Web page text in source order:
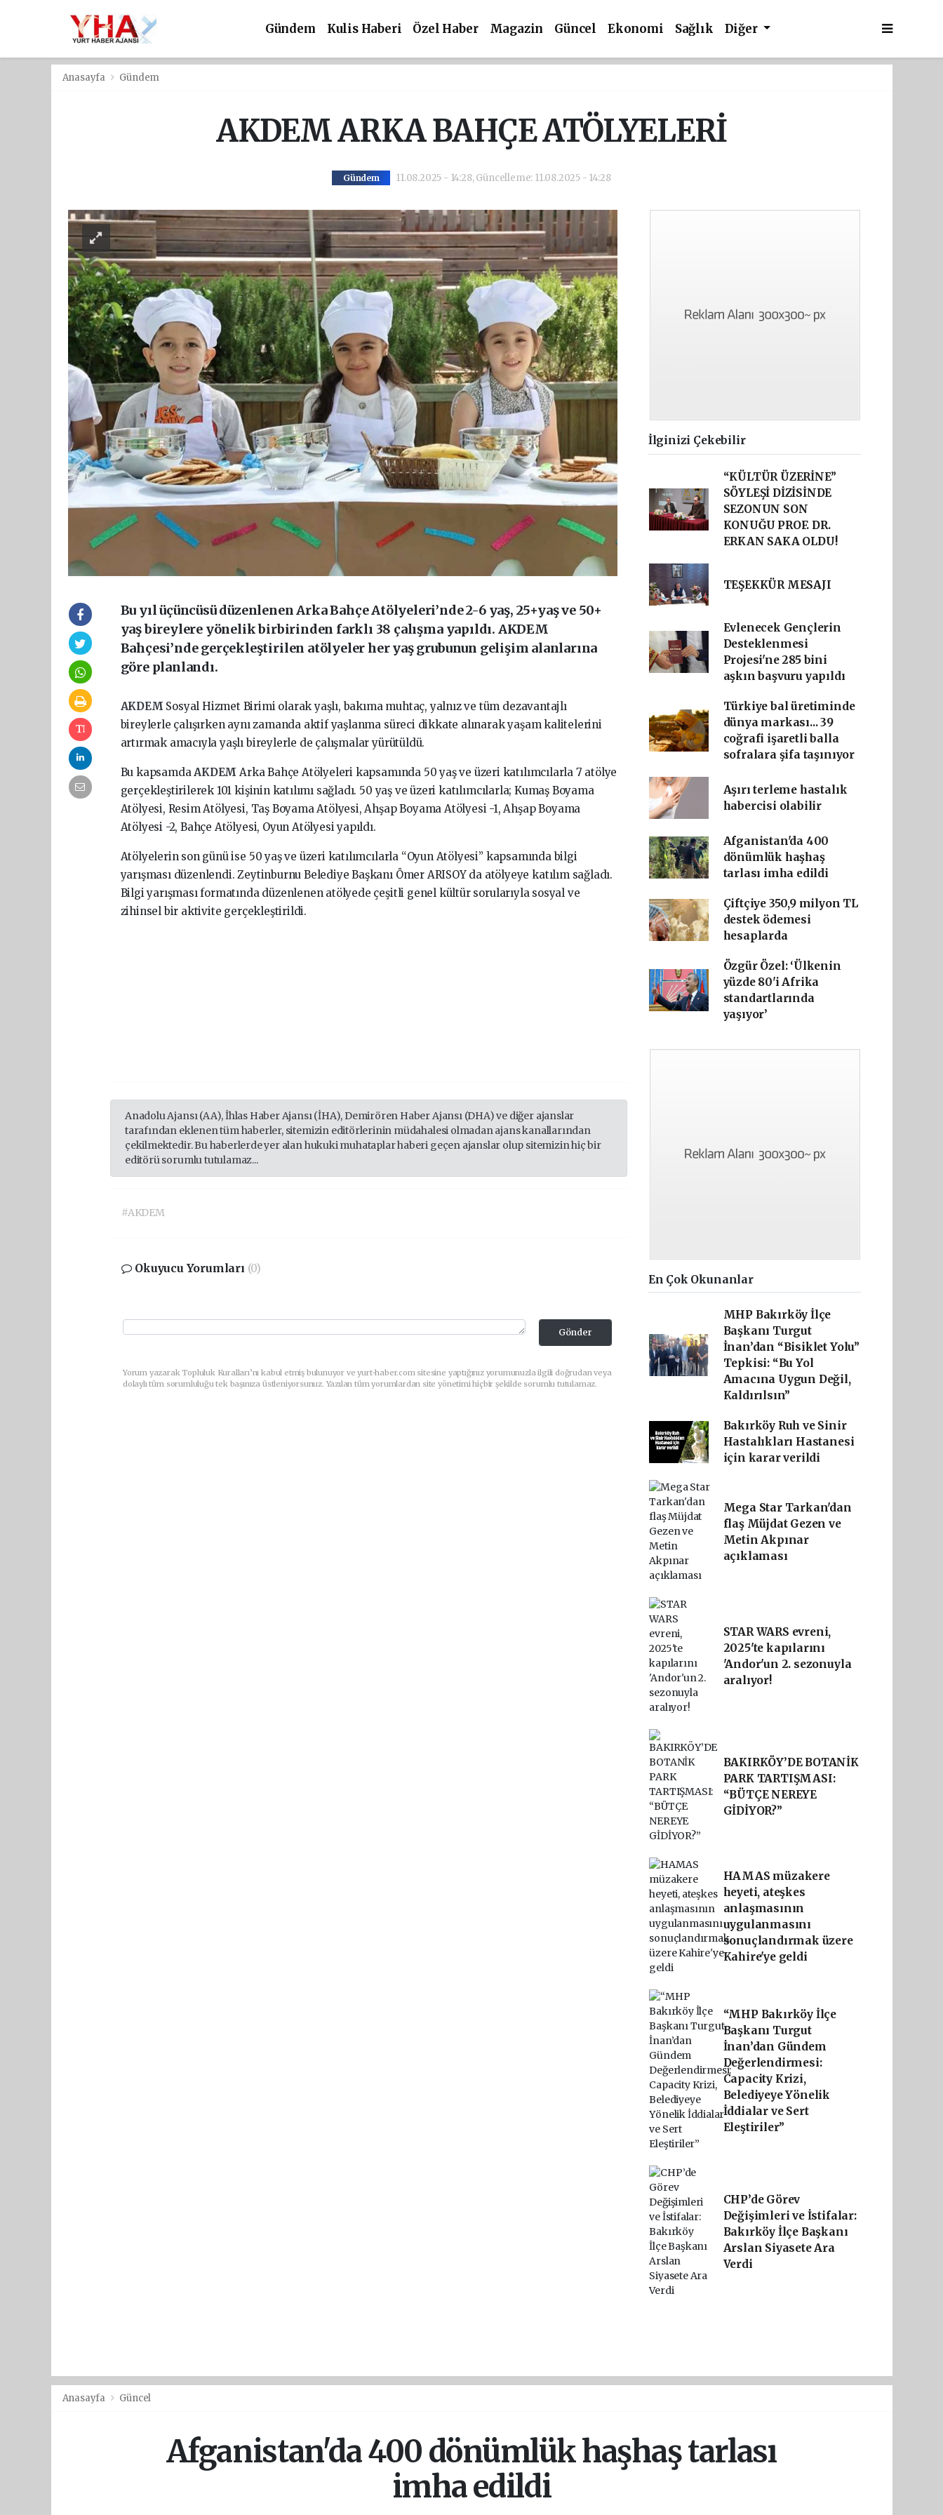
Gündem Kulis Haberi Özel Haber Magazin Güncel Ekonomi Sağlık Diğer
Anasayfa Gündem
AKDEM ARKA BAHÇE ATÖLYELERİ
Gündem 11.08.2025 - 14:28, Güncelleme: 11.08.2025 - 14:28
Bu yıl üçüncüsü düzenlenen Arka Bahçe Atölyeleri’nde 2-6 yaş, 25+yaş ve 50+
yaş bireylere yönelik birbirinden farklı 38 çalışma yapıldı. AKDEM
Bahçesi’nde gerçekleştirilen atölyeler her yaş grubunun gelişim alanlarına
göre planlandı.
AKDEM Sosyal Hizmet Birimi olarak yaşlı, bakıma muhtaç, yalnız ve tüm dezavantajlı
bireylerle çalışırken aynı zamanda aktif yaşlanma süreci dikkate alınarak yaşam kalitelerini
artırmak amacıyla yaşlı bireylerle de çalışmalar yürütüldü.
Bu kapsamdaAKDEMArka Bahçe Atölyeleri kapsamında 50 yaş ve üzeri katılımcılarla 7 atölye
gerçekleştirilerek 101 kişinin katılımı sağladı. 50 yaş ve üzeri katılımcılarla; Kumaş Boyama
Atölyesi, Resim Atölyesi, Taş Boyama Atölyesi, Ahşap Boyama Atölyesi -1, Ahşap Boyama
Atölyesi -2, Bahçe Atölyesi, Oyun Atölyesi yapıldı.
Atölyelerin son günü ise 50 yaş ve üzeri katılımcılarla “Oyun Atölyesi” kapsamında bilgi
yarışması düzenlendi. Zeytinburnu Belediye Başkanı Ömer ARISOY da atölyeye katılım sağladı.
Bilgi yarışması formatında düzenlenen atölyede çeşitli genel kültür sorularıyla sosyal ve
zihinsel bir aktivite gerçekleştirildi.
Anadolu Ajansı (AA), İhlas Haber Ajansı (İHA), Demirören Haber Ajansı (DHA) ve diğer ajanslar
tarafından eklenen tüm haberler, sitemizin editörlerinin müdahalesi olmadan ajans kanallarından
çekilmektedir. Bu haberlerde yer alan hukuki muhataplar haberi geçen ajanslar olup sitemizin hiç bir
editörü sorumlu tutulamaz...
#AKDEM
Okuyucu Yorumları (0)
Gönder
Yorum yazarak Topluluk Kuralları’nı kabul etmiş bulunuyor ve yurt-haber.com sitesine yaptığınız yorumunuzla ilgili doğrudan veya
dolaylı tüm sorumluluğu tek başınıza üstleniyorsunuz. Yazılan tüm yorumlardan site yönetimi hiçbir şekilde sorumlu tutulamaz.
İlginizi Çekebilir
“KÜLTÜR ÜZERİNE”
SÖYLEŞİ DİZİSİNDE
SEZONUN SON
KONUĞU PROF. DR.
ERKAN SAKA OLDU!
TEŞEKKÜR MESAJI
Evlenecek Gençlerin
Desteklenmesi
Projesi'ne 285 bini
aşkın başvuru yapıldı
Türkiye bal üretiminde
dünya markası... 39
coğrafi işaretli balla
sofralara şifa taşınıyor
Aşırı terleme hastalık
habercisi olabilir
Afganistan'da 400
dönümlük haşhaş
tarlası imha edildi
Çiftçiye 350,9 milyon TL
destek ödemesi
hesaplarda
Özgür Özel: ‘Ülkenin
yüzde 80'i Afrika
standartlarında
yaşıyor’
En Çok Okunanlar
MHP Bakırköy İlçe
Başkanı Turgut
İnan’dan “Bisiklet Yolu”
Tepkisi: “Bu Yol
Amacına Uygun Değil,
Kaldırılsın”
Bakırköy Ruh ve Sinir
Hastalıkları Hastanesi
için karar verildi
Mega Star Tarkan'dan
flaş Müjdat Gezen ve
Metin Akpınar
açıklaması
STAR WARS evreni,
2025'te kapılarını
'Andor'un 2. sezonuyla
aralıyor!
BAKIRKÖY’DE BOTANİK
PARK TARTIŞMASI:
“BÜTÇE NEREYE
GİDİYOR?”
HAMAS müzakere
heyeti, ateşkes
anlaşmasının
uygulanmasını
sonuçlandırmak üzere
Kahire'ye geldi
“MHP Bakırköy İlçe
Başkanı Turgut
İnan’dan Gündem
Değerlendirmesi:
Capacity Krizi,
Belediyeye Yönelik
İddialar ve Sert
Eleştiriler”
CHP’de Görev
Değişimleri ve İstifalar:
Bakırköy İlçe Başkanı
Arslan Siyasete Ara
Verdi
Anasayfa Güncel
Afganistan'da 400 dönümlük haşhaş tarlası
imha edildi